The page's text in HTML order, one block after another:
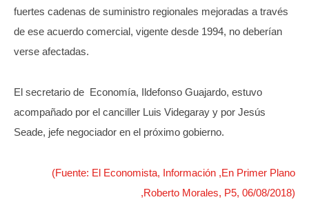
fuertes cadenas de suministro regionales mejoradas a través
de ese acuerdo comercial, vigente desde 1994, no deberían
verse afectadas.
El secretario de Economía, Ildefonso Guajardo, estuvo
acompañado por el canciller Luis Videgaray y por Jesús
Seade, jefe negociador en el próximo gobierno.
(Fuente: El Economista, Información ,En Primer Plano
,Roberto Morales, P5, 06/08/2018)